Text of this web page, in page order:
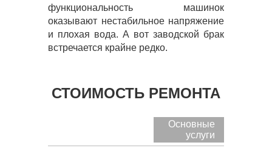
функциональность машинок
оказывают нестабильное напряжение
и плохая вода. А вот заводской брак
встречается крайне редко.
СТОИМОСТЬ РЕМОНТА
Основные
услуги